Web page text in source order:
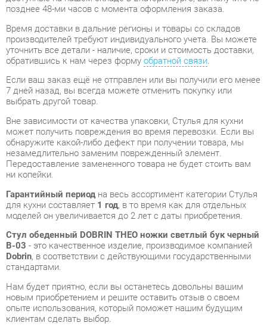
уточнить все детали - наличие, сроки и стоимость доставки,
обратившись к нам через форму обратной связи.
Если ваш заказ ещё не отправлен или вы получили его менее
7 дней назад, вы всегда можете отменить покупку или
выбрать другой товар.
может получить повреждения во время перевозки. Если вы
обнаружите какой-либо дефект при получении товара, мы
незамедлительно заменим поврежденный элемент.
ни копейки.
Гарантийный периодна весь ассортимент категории Стулья
для кухни составляет1 год, в то время как для отдельных
моделей он увеличивается до 2 лет с даты приобретения.
B-03- это качественное изделие, производимое компанией
Dobrin, в соответствии с действующими государственными
стандартами.
Нам будет приятно, если вы останетесь довольны вашим
новым приобретением и решите оставить отзыв о своем
опыте использования, который поможет нашим будущим
клиентам сделать выбор.
Помимо формы
дополнительную информацию, фотографии и обзоры
продукции по электронной почте, по телефону в
Екатеринбурге или через мессенджеры Skype, Telegram и
WhatsApp.